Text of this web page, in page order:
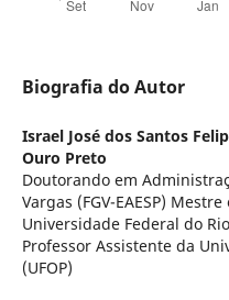
Biografia do Autor
Israel José dos Santos
Ouro Preto
Doutorando em
Vargas (FGV-EAESP)
Universidade Federal do
Professor Assistente da
(UFOP)